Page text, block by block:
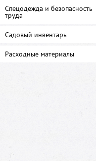
Спецодежда и безопасность
труда
Садовый инвентарь
Расходные материалы